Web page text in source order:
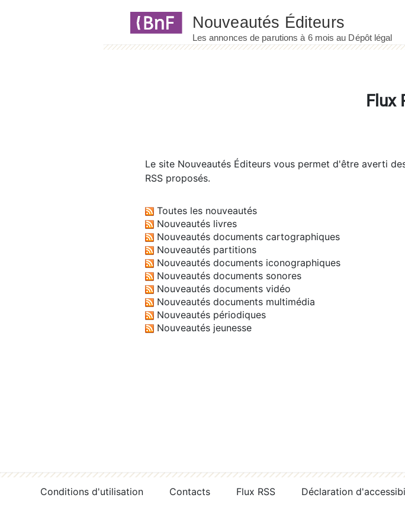
Flux
Le site Nouveautés Éditeurs vous permet d'être averti
RSS proposés.
Toutes les nouveautés
Nouveautés livres
Nouveautés documents cartographiques
Nouveautés partitions
Nouveautés documents iconographiques
Nouveautés documents sonores
Nouveautés documents vidéo
Nouveautés documents multimédia
Nouveautés périodiques
Nouveautés jeunesse
Conditions d'utilisation Contacts Flux RSS Déclaration